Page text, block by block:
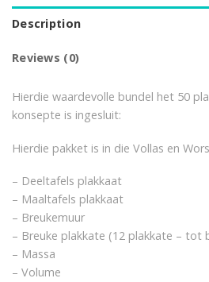
Description
Reviews (0)
Hierdie waardevolle bundel het 50
konsepte is ingesluit:
Hierdie pakket is in die Vollas en
– Deeltafels plakkaat
– Maaltafels plakkaat
– Breukemuur
– Breuke plakkate (12 plakkate – tot
– Massa
– Volume